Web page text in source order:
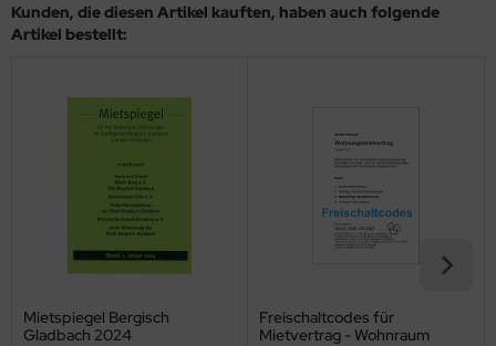
Kunden, die diesen Artikel kauften, haben auch folgende
Artikel bestellt:
Mietspiegel Bergisch
Gladbach 2024
Freischaltcodes für
Mietvertrag - Wohnraum